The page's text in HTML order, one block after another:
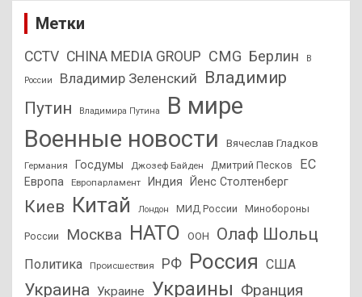
Метки
CCTV CHINA MEDIA GROUP CMG Берлин В
России Владимир Зеленский Владимир
Путин
Владимира Путина
В мире
Военные новости
Вячеслав Гладков
Германия Госдумы Джозеф Байден Дмитрий Песков ЕС
Европа Европарламент Индия Йенс Столтенберг
Киев Китай Лондон МИД России Минобороны
России Москва НАТО ООН Олаф Шольц
Политика Происшествия РФ Россия США
Украина Украине Украины Франция